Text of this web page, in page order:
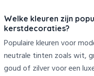
Welke kleuren zijn
kerstdecoraties?
Populaire kleuren voor
neutrale tinten zoals wit,
goud of zilver voor een